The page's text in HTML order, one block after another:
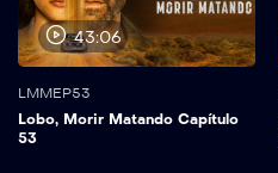
43:06
LMMEP53
Lobo, Morir Matando Capítulo
53